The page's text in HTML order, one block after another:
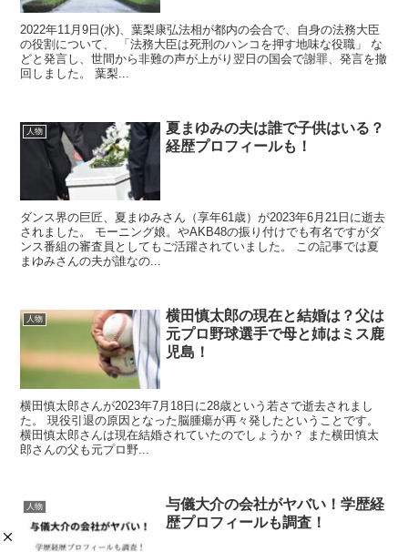
2022年11月9日(水)、葉梨康弘法相が都内の会合で、自身の法務大臣
の役割について、 「法務大臣は死刑のハンコを押す地味な役職」 な
どと発言し、世間から非難の声が上がり翌日の国会で謝罪、発言を撤
回しました。 葉梨...
人物
夏まゆみの夫は誰で子供はいる？
経歴プロフィールも！
ダンス界の巨匠、夏まゆみさん（享年61歳）が2023年6月21日に逝去
されました。 モーニング娘。やAKB48の振り付けでも有名ですがダ
ンス番組の審査員としてもご活躍されていました。 この記事では夏
まゆみさんの夫が誰なの...
人物
横田慎太郎の現在と結婚は？父は
元プロ野球選手で母と姉はミス鹿
児島！
横田慎太郎さんが2023年7月18日に28歳という若さで逝去されまし
た。 現役引退の原因となった脳腫瘍が再々発したということです。
横田慎太郎さんは現在結婚されていたのでしょうか？ また横田慎太
郎さんの父も元プロ野...
人物
与儀大介の会社がヤバい！学歴経
歴プロフィールも調査！